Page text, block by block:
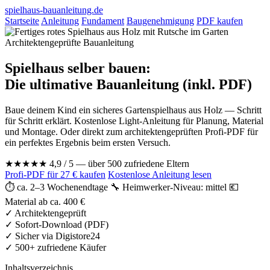
spielhaus-bauanleitung.de
Startseite Anleitung Fundament Baugenehmigung PDF kaufen
Architektengeprüfte Bauanleitung
Spielhaus selber bauen:
Die ultimative Bauanleitung (inkl. PDF)
Baue deinem Kind ein sicheres Gartenspielhaus aus Holz — Schritt
für Schritt erklärt. Kostenlose Light-Anleitung für Planung, Material
und Montage. Oder direkt zum architektengeprüften Profi-PDF für
ein perfektes Ergebnis beim ersten Versuch.
★★★★★ 4,9 / 5 — über 500 zufriedene Eltern
Profi-PDF für 27 € kaufen Kostenlose Anleitung lesen
⏱ ca. 2–3 Wochenendtage 🔧 Heimwerker-Niveau: mittel 💶
Material ab ca. 400 €
✓ Architektengeprüft
✓ Sofort-Download (PDF)
✓ Sicher via Digistore24
✓ 500+ zufriedene Käufer
Inhaltsverzeichnis